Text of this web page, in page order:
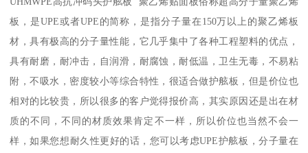
板，是UPE或者UPE的简称，是指分子量在150万以上的聚乙烯板
材，具有极高的分子量性能，它几乎集中了各种工程塑料的优点，
具有耐磨，耐冲击，自润滑，耐腐蚀，耐低温，卫生无毒，不易粘
附，不吸水，密度较小等综合特性，很适合做护舷板，但是价位也
相对的比较贵，所以很多的客户觉得报价高，其实原因还是出在材
质的不同，不同的材质效果肯定不一样，所以价位也当然不会一
样，如果您想耐久性更好的话，您可以考虑UPE护舷板，分子量在